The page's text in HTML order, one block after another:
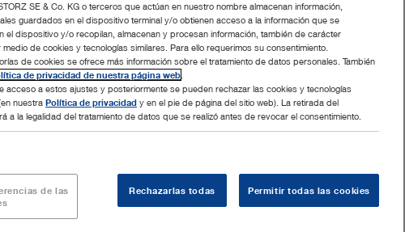
SE & Co. KG o terceros que actúan en nuestro nombre almacenan información,
guardados en el dispositivo terminal y/o obtienen acceso a la información que se
el dispositivo y/o recopilan, almacenan y procesan información, también de carácter
de cookies y tecnologías similares. Para ello requerimos su consentimiento.
de cookies se ofrece más información sobre el tratamiento de datos personales. También
de privacidad de nuestra página web
acceso a estos ajustes y posteriormente se pueden rechazar las cookies y tecnologías
nuestra Política de privacidad y en el pie de página del sitio web). La retirada del
a la legalidad del tratamiento de datos que se realizó antes de revocar el consentimiento.
de las
Rechazarlas todas Permitir todas las cookies